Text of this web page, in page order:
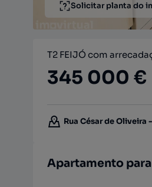
Solicitar planta do
T2 FEIJÓ com
345 000 €
Rua César de
Apartamento